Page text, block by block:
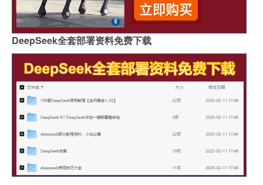
DeepSeek全套部署资料免费下载